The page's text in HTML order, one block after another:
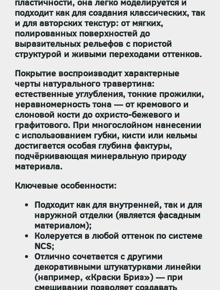
подходит как для создания классических, так
и для авторских текстур: от мягких,
полированных поверхностей до
выразительных рельефов с пористой
структурой и живыми переходами оттенков.
Покрытие воспроизводит характерные
черты натурального травертина:
естественные углубления, тонкие прожилки,
неравномерность тона — от кремового и
слоновой кости до охристо-бежевого и
графитового. При многослойном нанесении
с использованием губки, кисти или кельмы
достигается особая глубина фактуры,
подчёркивающая минеральную природу
материала.
Ключевые особенности:
Подходит как для внутренней, так и для
наружной отделки (является фасадным
материалом);
Колеруется в любой оттенок по системе
NCS;
Отлично сочетается с другими
декоративными штукатурками линейки
(например, «Краски Бриз») — при
смешивании позволяет создавать